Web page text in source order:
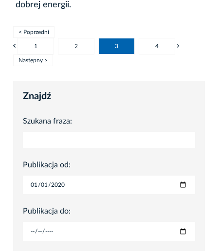
dobrej energii.
< Poprzedni
1 2 3 4
Następny >
Znajdź
Szukana fraza:
Publikacja od:
Publikacja do: